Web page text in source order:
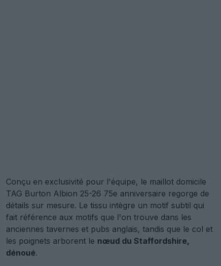
Conçu en exclusivité pour l'équipe, le maillot domicile
TAG Burton Albion 25-26 75e anniversaire regorge de
détails sur mesure. Le tissu intègre un motif subtil qui
fait référence aux motifs que l'on trouve dans les
anciennes tavernes et pubs anglais, tandis que le col et
les poignets arborent le nœud du Staffordshire,
dénoué.